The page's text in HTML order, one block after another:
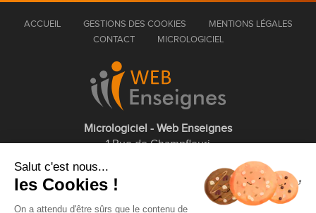
ACCUEIL GESTIONS DES COOKIES
MENTIONS LÉGALES
CONTACT
MICROLOGICIEL
Micrologiciel - Web Enseignes
1 Rue de Champfleuri
01 75 43 63 60
Salut c'est nous...
les Cookies !
On a attendu d'être sûrs que le contenu de